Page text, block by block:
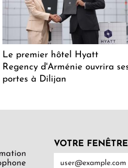
Le premier hôtel Hyatt
Regency d'Arménie ouvrira
portes à Dilijan
VOTRE